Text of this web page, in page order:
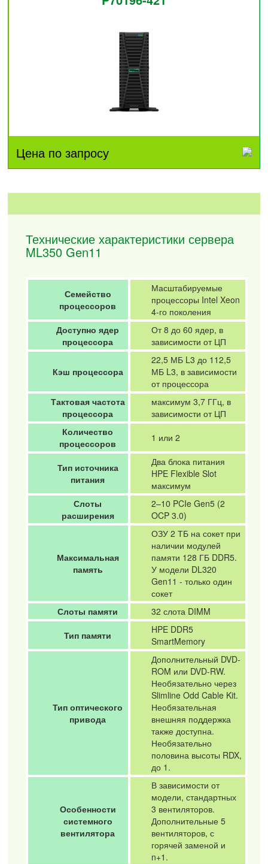
Цена по запросу
Технические характеристики сервера
ML350 Gen11
Семейство
процессоров
Масштабируемые
процессоры Intel Xeon
4-го поколения
Доступно ядер
процессора
От 8 до 60 ядер, в
зависимости от ЦП
Кэш процессора
22,5 МБ L3 до 112,5
МБ L3, в зависимости
от процессора
Тактовая частота
процессора
максимум 3,7 ГГц, в
зависимости от ЦП
Количество
процессоров
1 или 2
Тип источника
питания
Два блока питания
HPE Flexible Slot
максимум
Слоты
расширения
2–10 PCIe Gen5 (2
OCP 3.0)
Максимальная
память
ОЗУ 2 ТБ на сокет при
наличии модулей
памяти 128 ГБ DDR5.
У модели DL320
Gen11 - только один
сокет
Слоты памяти
32 слота DIMM
Тип памяти
HPE DDR5
SmartMemory
Тип оптического
привода
Дополнительный DVD-
ROM или DVD-RW.
Необязательно через
Slimline Odd Cable Kit.
Необязательная
внешняя поддержка
также доступна.
Необязательно
половина высоты RDX,
до 1.
Особенности
системного
вентилятора
В зависимости от
модели, стандартных
3 вентиляторов.
Дополнительные 5
вентиляторов, с
горячей заменой и
n+1.